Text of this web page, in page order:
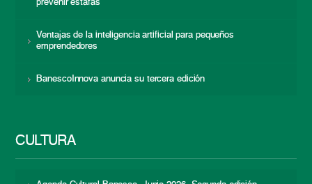
prevenir estafas
Ventajas de la inteligencia artificial para pequeños
emprendedores
BanescoInnova anuncia su tercera edición
CULTURA